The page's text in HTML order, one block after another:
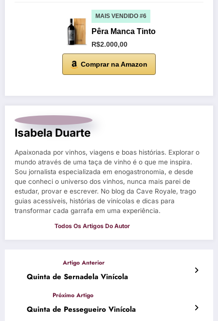
MAIS VENDIDO #6
Pêra Manca Tinto
R$2.000,00
Comprar na Amazon
Isabela Duarte
Apaixonada por vinhos, viagens e boas histórias. Explorar o
mundo através de uma taça de vinho é o que me inspira.
Sou jornalista especializada em enogastronomia, e desde
que conheci o universo dos vinhos, nunca mais parei de
estudar, provar e escrever. No blog da Cave Royale, trago
guias acessíveis, histórias de vinícolas e dicas para
transformar cada garrafa em uma experiência.
Quinta de Sernadela Vinícola
Quinta de Pessegueiro Vinícola